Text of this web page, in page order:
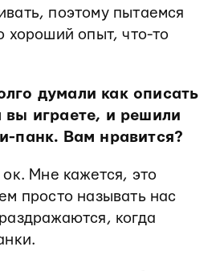
поэтому пытаемся
хороший опыт, что-то
думали как описать
играете, и решили
панк. Вам нравится?
Мне кажется, это
просто называть нас
когда